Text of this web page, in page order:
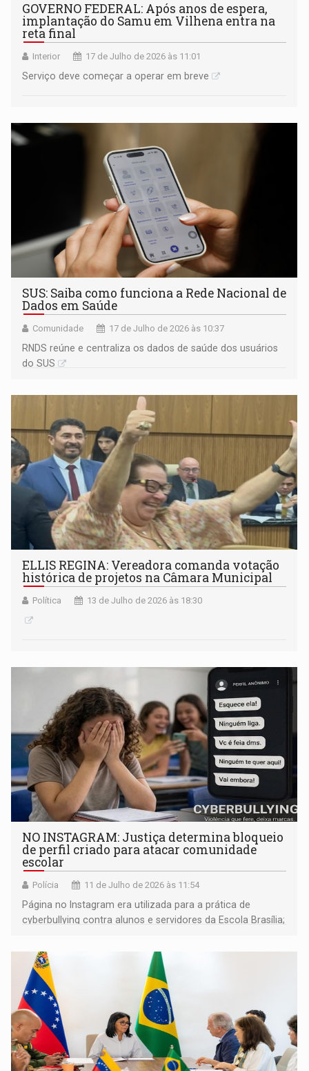
GOVERNO FEDERAL: Após anos de espera,
implantação do Samu em Vilhena entra na
reta final
Interior 17 de Julho de 2026 às 11:01
Serviço deve começar a operar em breve
SUS: Saiba como funciona a Rede Nacional de
Dados em Saúde
Comunidade 17 de Julho de 2026 às 10:37
RNDS reúne e centraliza os dados de saúde dos usuários
do SUS
ELLIS REGINA: Vereadora comanda votação
histórica de projetos na Câmara Municipal
Política 13 de Julho de 2026 às 18:30
NO INSTAGRAM: Justiça determina bloqueio
de perfil criado para atacar comunidade
escolar
Polícia 11 de Julho de 2026 às 11:54
Página no Instagram era utilizada para a prática de
cyberbullying contra alunos e servidores da Escola Brasília;